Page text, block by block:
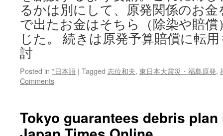
るかは別にして、原発関係のお
で出たお金はそちら（除染や賠
じた。 続きは原発予算賠償に転
討
Posted in *日本語 | Tagged 志位和夫, 東日本大震災・福島原発,
Comments
Tokyo guarantees debris